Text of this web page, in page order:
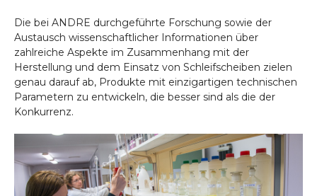
Die bei ANDRE durchgeführte Forschung sowie der
Austausch wissenschaftlicher Informationen über
zahlreiche Aspekte im Zusammenhang mit der
Herstellung und dem Einsatz von Schleifscheiben zielen
genau darauf ab, Produkte mit einzigartigen technischen
Parametern zu entwickeln, die besser sind als die der
Konkurrenz.